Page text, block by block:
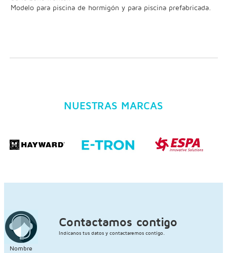
Modelo para piscina de hormigón y para piscina prefabricada.
NUESTRAS MARCAS
Contactamos contigo
Indícanos tus datos y contactaremos contigo.
Nombre